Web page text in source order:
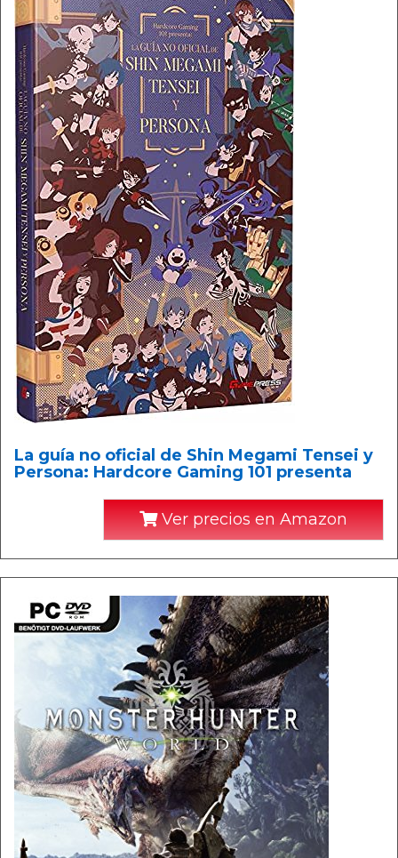
La guía no oficial de Shin Megami Tensei y
Persona: Hardcore Gaming 101 presenta
Ver precios en Amazon